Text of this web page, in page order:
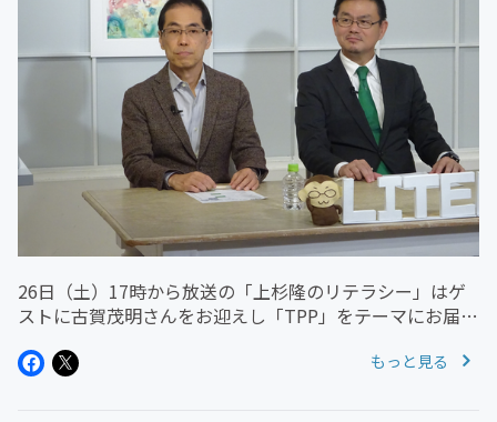
26日（土）17時から放送の「上杉隆のリテラシー」はゲ
ストに古賀茂明さんをお迎えし「TPP」をテーマにお届け
https://youtu.be/vwdWza1-9OA
もっと見る